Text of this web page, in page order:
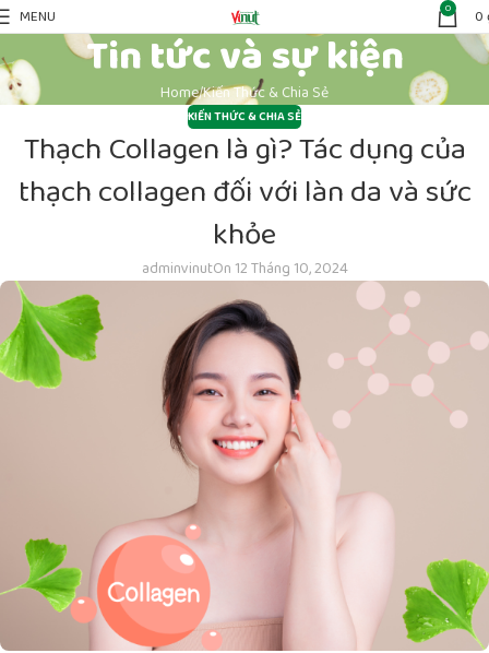
MENU 0 0
Tin tức và sự kiện
HomeKiến Thức & Chia Sẻ
KIẾN THỨC & CHIA SẺ
Thạch Collagen là gì? Tác dụng của
thạch collagen đối với làn da và sức
khỏe
adminvinutOn 12 Tháng 10, 2024